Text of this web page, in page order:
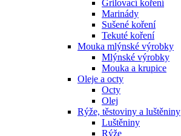
Grilovací koření
Marinády
Sušené koření
Tekuté koření
Mouka mlýnské výrobky
Mlýnské výrobky
Mouka a krupice
Oleje a octy
Octy
Olej
Rýže, těstoviny a luštěniny
Luštěniny
Rýže